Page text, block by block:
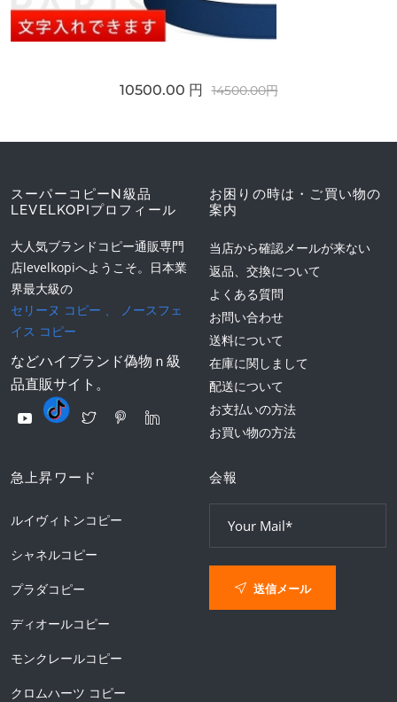
10500.00 円 14500.00円
スーパーコピーN級品
LEVELKOPIプロフィール
大人気ブランドコピー通販専門
店levelkopiへようこそ。日本業
界最大級の
セリーヌ コピー 、
ノースフェ
イス コピー
などハイブランド偽物ｎ級
品直販サイト。
お困りの時は・ご買い物の
案内
当店から確認メールが来ない
返品、交換について
よくある質問
お問い合わせ
送料について
在庫に関しまして
配送について
お支払いの方法
お買い物の方法
急上昇ワード
ルイヴィトンコピー
シャネルコピー
プラダコピー
ディオールコピー
モンクレールコピー
クロムハーツ コピー
会報
送信メール